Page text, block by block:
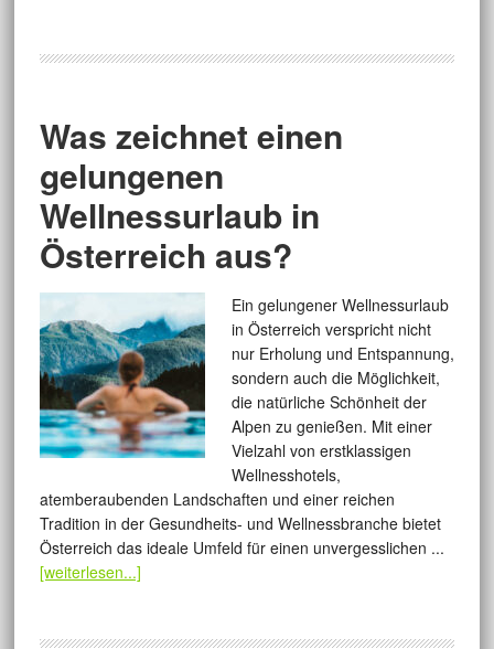
Was zeichnet einen
gelungenen
Wellnessurlaub in
Österreich aus?
Ein gelungener Wellnessurlaub
in Österreich verspricht nicht
nur Erholung und Entspannung,
sondern auch die Möglichkeit,
die natürliche Schönheit der
Alpen zu genießen. Mit einer
Vielzahl von erstklassigen
Wellnesshotels,
atemberaubenden Landschaften und einer reichen
Tradition in der Gesundheits- und Wellnessbranche bietet
Österreich das ideale Umfeld für einen unvergesslichen ...
[weiterlesen...]